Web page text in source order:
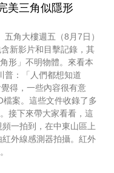
美三角似隱形
五角大樓週五（8月7日）
新影片和目擊記錄，其
形」不明物體。來看本
普：「人們都想知道
得，一些內容很有意
案。這些文件收錄了多
接下來帶大家看看，這
一拍到，在中東山區上
外線感測器拍攝。紅外